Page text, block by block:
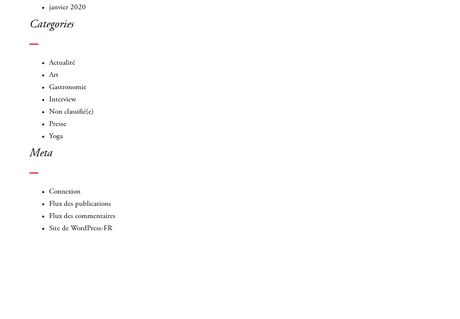
janvier 2020
Categories
Actualité
Art
Gastronomie
Interview
Non classifié(e)
Presse
Yoga
Meta
Connexion
Flux des publications
Flux des commentaires
Site de WordPress-FR